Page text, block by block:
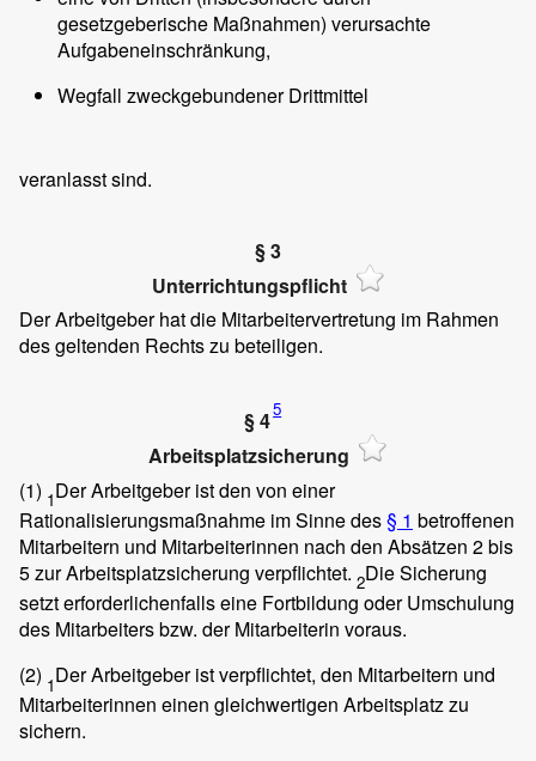
gesetzgeberische Maßnahmen) verursachte
Aufgabeneinschränkung,
Wegfall zweckgebundener Drittmittel
veranlasst sind.
§ 3
Unterrichtungspflicht
Der Arbeitgeber hat die Mitarbeitervertretung im Rahmen
des geltenden Rechts zu beteiligen.
§ 45
Arbeitsplatzsicherung
(1) 1Der Arbeitgeber ist den von einer
Rationalisierungsmaßnahme im Sinne des§ 1 betroffenen
Mitarbeitern und Mitarbeiterinnen nach den Absätzen 2 bis
5 zur Arbeitsplatzsicherung verpflichtet. 2Die Sicherung
setzt erforderlichenfalls eine Fortbildung oder Umschulung
des Mitarbeiters bzw. der Mitarbeiterin voraus.
(2) 1Der Arbeitgeber ist verpflichtet, den Mitarbeitern und
Mitarbeiterinnen einen gleichwertigen Arbeitsplatz zu
sichern.